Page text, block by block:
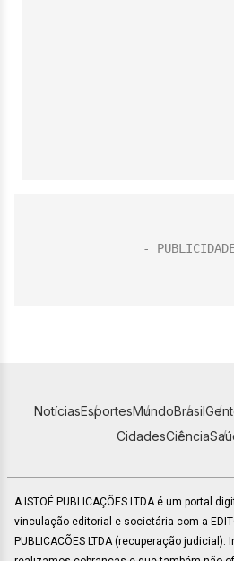
NotíciasEsportesMundoBrasil
CidadesCiência
A ISTOÉ PUBLICAÇÕES LTDA é um portal
vinculação editorial e societária com a
PUBLICACÕES LTDA (recuperação